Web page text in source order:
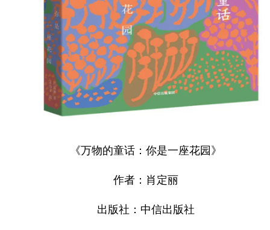
《万物的童话：你是一座花园》
作者：肖定丽
出版社：中信出版社